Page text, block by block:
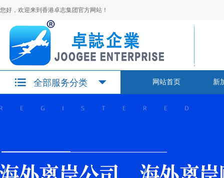
您好，欢迎来到香港卓志集团官方网站！
全部服务分类 网站首页 新